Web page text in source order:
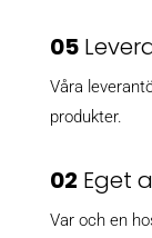
05
Våra
produkter.
02 Eget
Var och en